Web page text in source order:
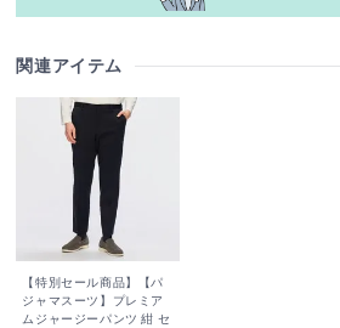
関連アイテム
【特別セール商品】【パ
ジャマスーツ】プレミア
ムジャージーパンツ 紺 セ